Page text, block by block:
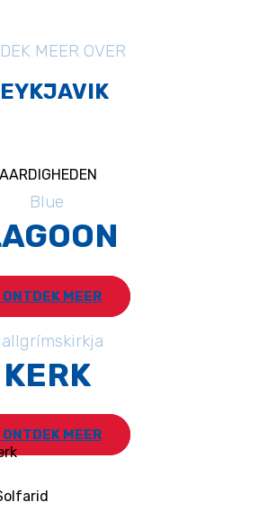
MEER OVER
Blue
ONTDEK MEER
KERK
ONTDEK MEER